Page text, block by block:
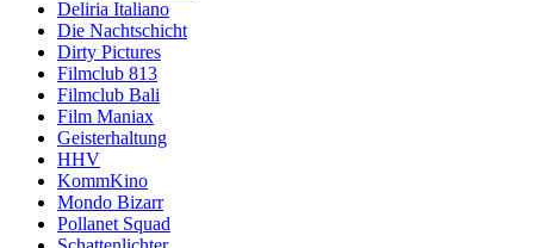
Deliria Italiano
Die Nachtschicht
Dirty Pictures
Filmclub 813
Filmclub Bali
Film Maniax
Geisterhaltung
HHV
KommKino
Mondo Bizarr
Pollanet Squad